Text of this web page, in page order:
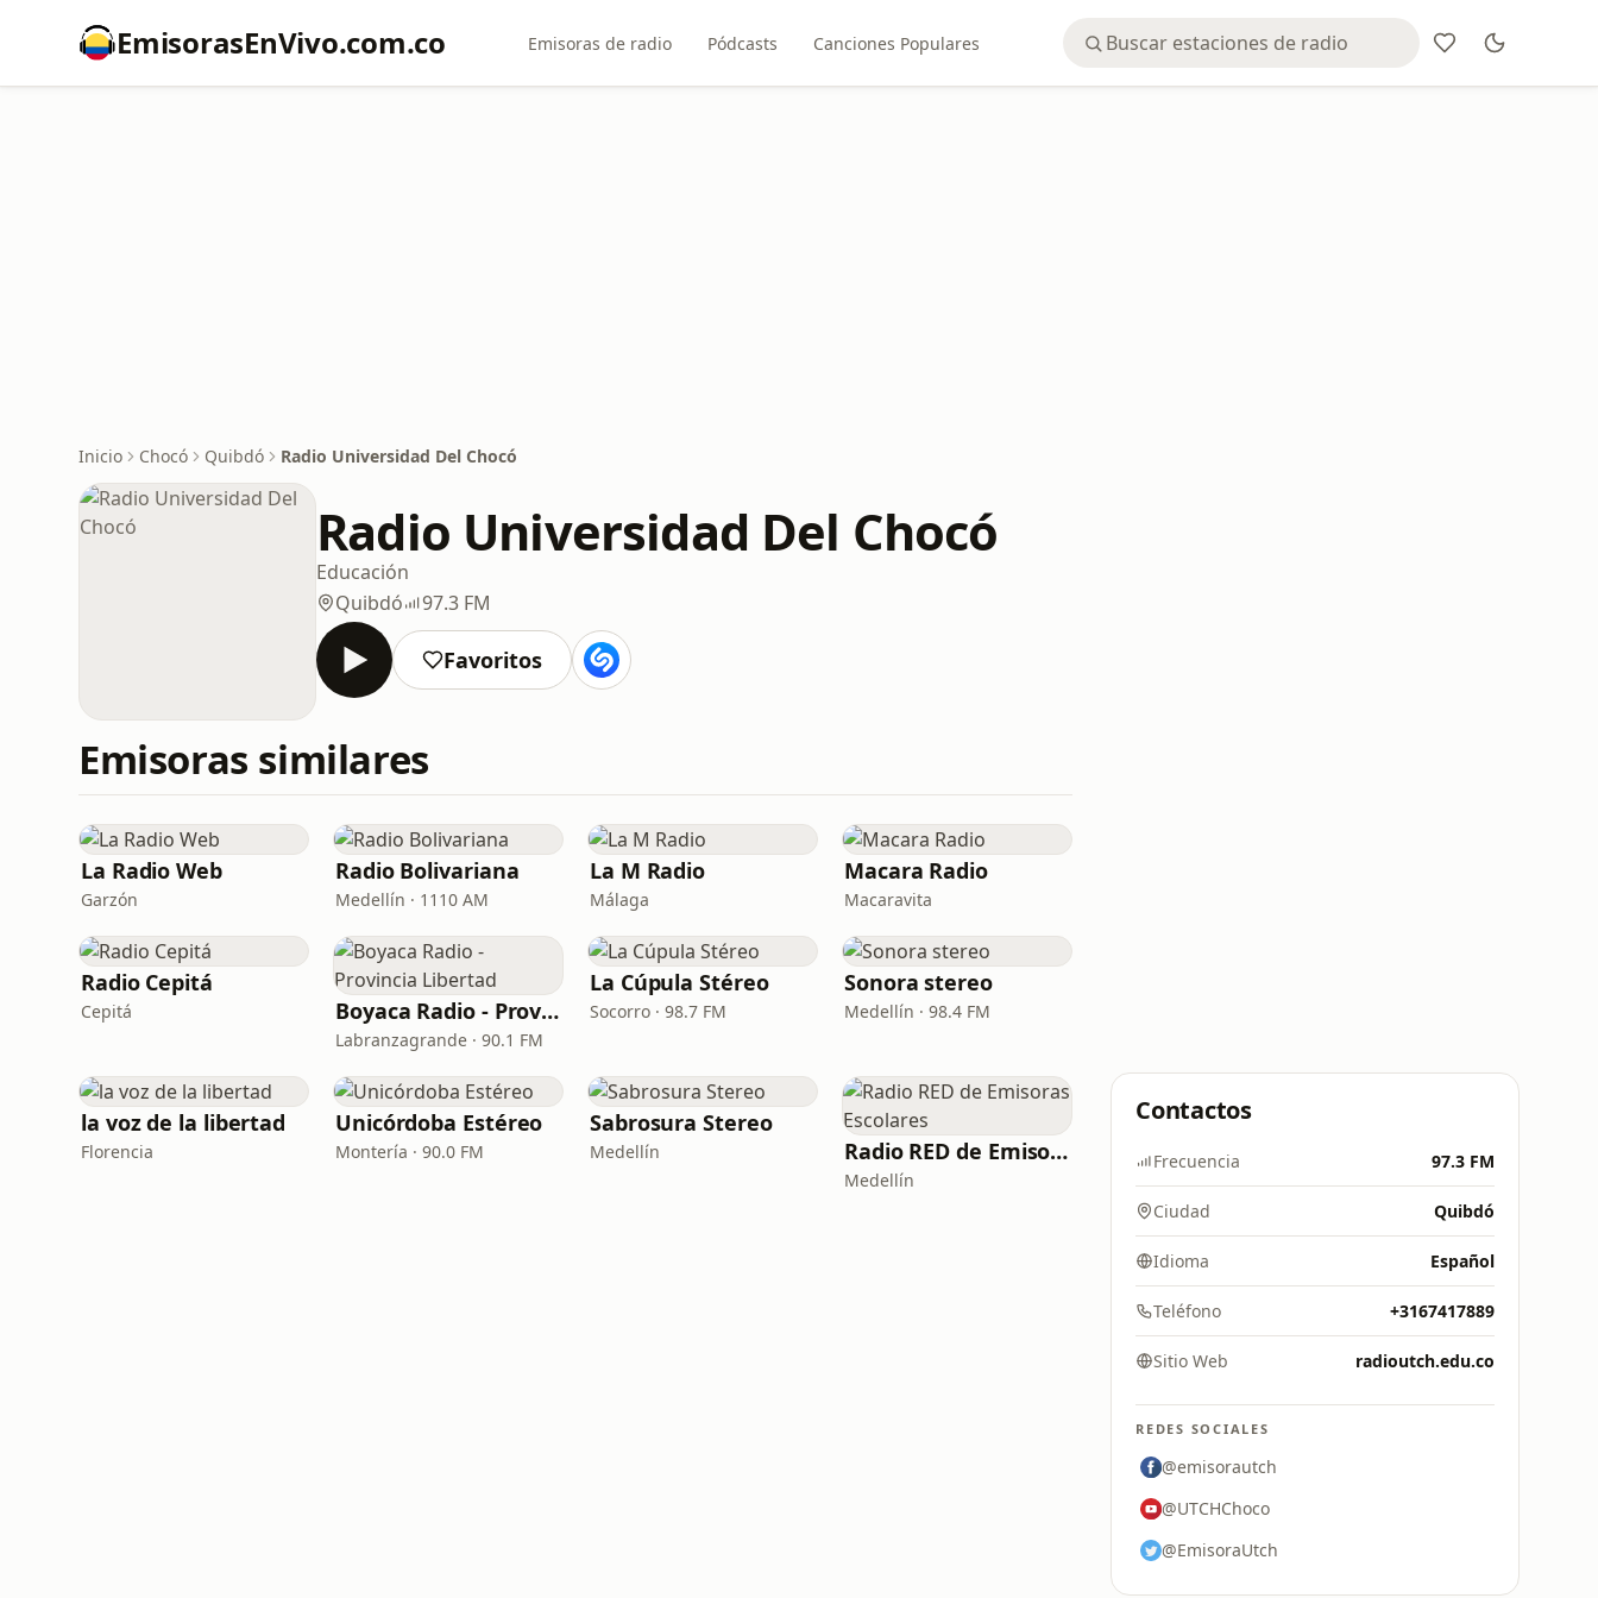
EmisorasEnVivo.com.co Emisoras de radio Pódcasts Canciones Populares
Inicio Chocó Quibdó Radio Universidad Del Chocó
Radio Universidad Del Chocó
Educación
Quibdó
97.3 FM
Favoritos
Emisoras similares
La Radio Web
Garzón
Radio Bolivariana
Medellín · 1110 AM
La M Radio
Málaga
Macara Radio
Macaravita
Radio Cepitá
Cepitá Boyaca Radio - Provincia Libertad
Labranzagrande · 90.1 FM
La Cúpula Stéreo
Socorro · 98.7 FM
Sonora stereo
Medellín · 98.4 FM
la voz de la libertad
Florencia
Unicórdoba Estéreo
Montería · 90.0 FM
Sabrosura Stereo
Medellín Radio RED de Emisoras Escolares
Medellín
Contactos
Frecuencia 97.3 FM
Ciudad Quibdó
Idioma Español
Teléfono +3167417889
Sitio Web radioutch.edu.co
REDES SOCIALES
@emisorautch
@UTCHChoco
@EmisoraUtch